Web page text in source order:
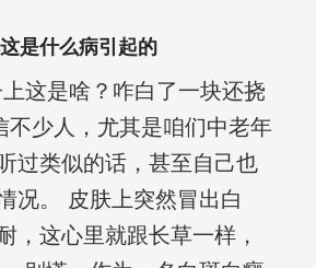
是什么病引起的
这是啥？咋白了一块还挠
不少人，尤其是咱们中老年
过类似的话，甚至自己也
况。 皮肤上突然冒出白
，这心里就跟长草一样，